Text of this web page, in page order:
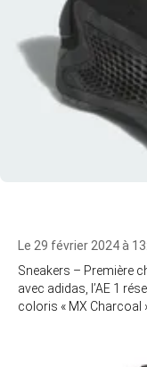
Le 29 février 2024 à
Sneakers – Première
avec adidas, l’AE 1
coloris « MX Charcoal